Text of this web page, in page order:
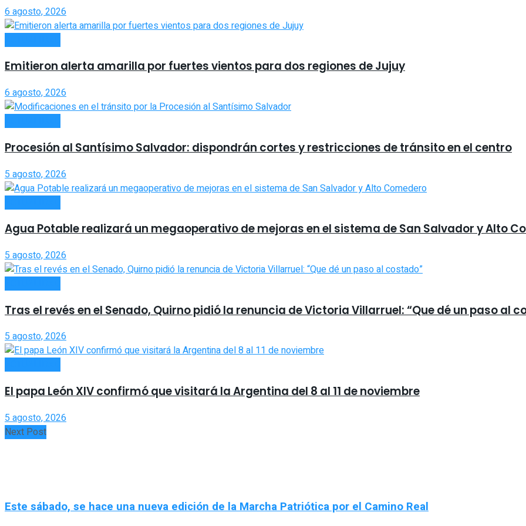
6 agosto, 2026
Emitieron alerta amarilla por fuertes vientos para dos regiones de Jujuy
6 agosto, 2026
Procesión al Santísimo Salvador: dispondrán cortes y restricciones de tránsito en el centro
5 agosto, 2026
Agua Potable realizará un megaoperativo de mejoras en el sistema de San Salvador y Alto
5 agosto, 2026
Tras el revés en el Senado, Quirno pidió la renuncia de Victoria Villarruel: “Que dé un paso al
5 agosto, 2026
El papa León XIV confirmó que visitará la Argentina del 8 al 11 de noviembre
5 agosto, 2026
Next Post
Este sábado, se hace una nueva edición de la Marcha Patriótica por el Camino Real